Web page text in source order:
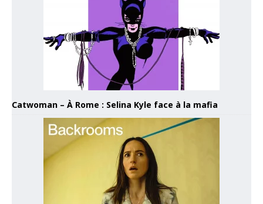
Catwoman – À Rome : Selina Kyle face à la mafia